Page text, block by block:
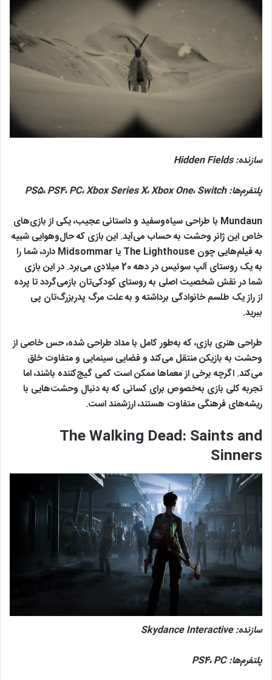
سازنده:Hidden Fields
پلتفرم‌ها:
PS5،PS4،PC،Xbox Series X،Xbox One،Switch
Mundaun با طراحی سیاه‌وسفید و داستانی عجیب، یکی از بازی‌های
خاص این ژانر وحشت به حساب می‌آید. این بازی که حال‌وهوایی شبیه
به فیلم‌هایی چون The Lighthouse یا Midsommar دارد، شما را
به یک روستای آلپ سوئیس در دهه 20 میلادی می‌برد. در این بازی
شما در نقش شخصیت اصلی به روستای کودکی‌تان بازمی‌گردد تا پرده
از راز یک طلسم خانوادگی برداشته و به علت مرگ پدربزرگ‌تان پی
ببرید.
طراحی هنری بازی، که به‌طور کامل با مداد طراحی شده، حس خاصی از
وحشت به بازیکن منتقل می‌کند و فضایی سینمایی و متفاوت خلق
می‌کند. اگرچه برخی از معماها ممکن است کمی گیج‌کننده باشند، اما
تجربه کلی بازی به‌خصوص برای کسانی که به دنبال وحشت‌هایی با
ریشه‌های فرهنگی متفاوت هستند، ارزشمند است.
The Walking Dead: Saints and
Sinners
سازنده:Skydance Interactive
پلتفرم‌ها:
PS4،PC